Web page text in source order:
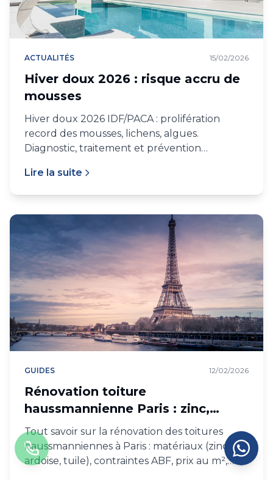
ACTUALITÉS 15/02/2026
Hiver doux 2026 : risque accru de
mousses
Hiver doux 2026 IDF/PACA : prolifération
record des mousses, lichens, algues.
Diagnostic, traitement et prévention
Lire la suite
GUIDES 12/02/2026
Rénovation toiture
haussmannienne Paris : zinc,
ardoise, ABF
Tout savoir sur la rénovation des toitures
haussmanniennes à Paris : matériaux (zinc,
ardoise, tuile), contraintes ABF, prix au m²,